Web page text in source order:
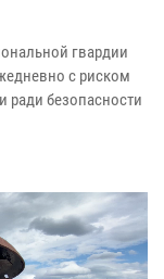
гвардии
с риском
ради безопасности